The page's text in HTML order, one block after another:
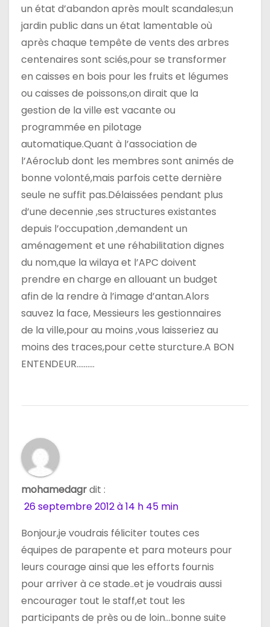
un état d’abandon après moult scandales;un
jardin public dans un état lamentable où
après chaque tempête de vents des arbres
centenaires sont sciés,pour se transformer
en caisses en bois pour les fruits et légumes
ou caisses de poissons,on dirait que la
gestion de la ville est vacante ou
programmée en pilotage
automatique.Quant à l’association de
l’Aéroclub dont les membres sont animés de
bonne volonté,mais parfois cette dernière
seule ne suffit pas.Délaissées pendant plus
d’une decennie ,ses structures existantes
depuis l’occupation ,demandent un
aménagement et une réhabilitation dignes
du nom,que la wilaya et l’APC doivent
prendre en charge en allouant un budget
afin de la rendre à l’image d’antan.Alors
sauvez la face, Messieurs les gestionnaires
de la ville,pour au moins ,vous laisseriez au
moins des traces,pour cette sturcture.A BON
ENTENDEUR……….
mohamedagrdit :
26 septembre 2012 à 14 h 45 min
Bonjour,je voudrais féliciter toutes ces
équipes de parapente et para moteurs pour
leurs courage ainsi que les efforts fournis
pour arriver à ce stade..et je voudrais aussi
encourager tout le staff,et tout les
participants de près ou de loin…bonne suite